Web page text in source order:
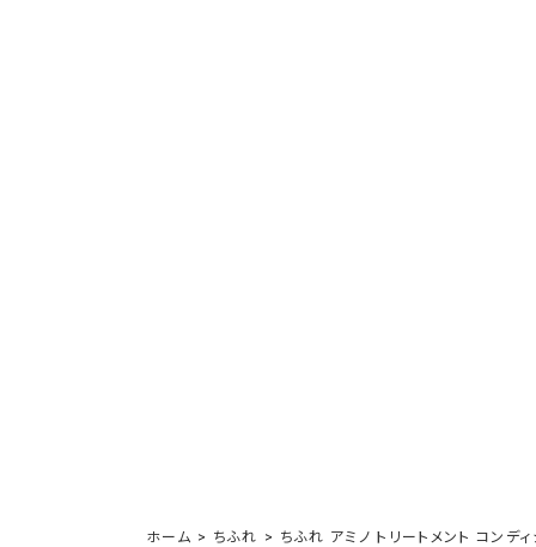
ホーム > ちふれ > ちふれ アミノ トリートメント コンディ